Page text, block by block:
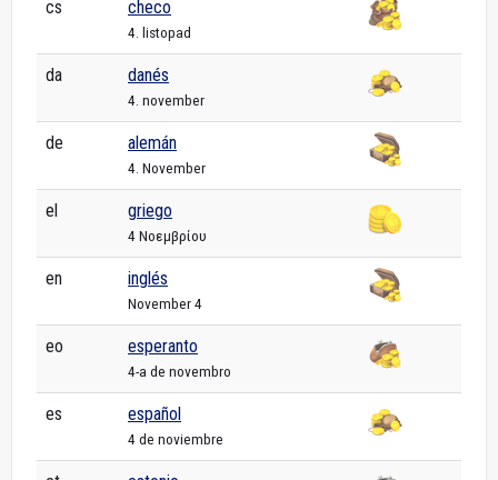
cs checo
4. listopad
da danés
4. november
de alemán
4. November
el griego
4 Νοεμβρίου
en inglés
November 4
eo esperanto
4-a de novembro
es español
4 de noviembre